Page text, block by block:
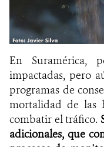
En Suramérica,
impactadas, pero
programas de
mortalidad de las
combatir el tráfico.
adicionales, que